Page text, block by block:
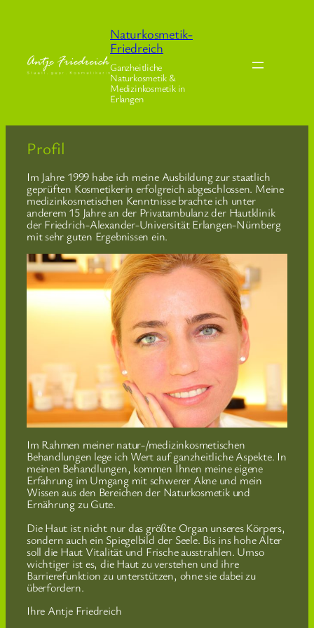
Naturkosmetik-
Friedreich
Ganzheitliche
Naturkosmetik &
Medizinkosmetik in
Erlangen
Profil
Im Jahre 1999 habe ich meine Ausbildung zur staatlich
geprüften Kosmetikerin erfolgreich abgeschlossen. Meine
medizinkosmetischen Kenntnisse brachte ich unter
anderem 15 Jahre an der Privatambulanz der Hautklinik
der Friedrich-Alexander-Universität Erlangen-Nürnberg
mit sehr guten Ergebnissen ein.
Im Rahmen meiner natur-/medizinkosmetischen
Behandlungen lege ich Wert auf ganzheitliche Aspekte. In
meinen Behandlungen, kommen Ihnen meine eigene
Erfahrung im Umgang mit schwerer Akne und mein
Wissen aus den Bereichen der Naturkosmetik und
Ernährung zu Gute.
Die Haut ist nicht nur das größte Organ unseres Körpers,
sondern auch ein Spiegelbild der Seele. Bis ins hohe Alter
soll die Haut Vitalität und Frische ausstrahlen. Umso
wichtiger ist es, die Haut zu verstehen und ihre
Barrierefunktion zu unterstützen, ohne sie dabei zu
überfordern.
Ihre Antje Friedreich